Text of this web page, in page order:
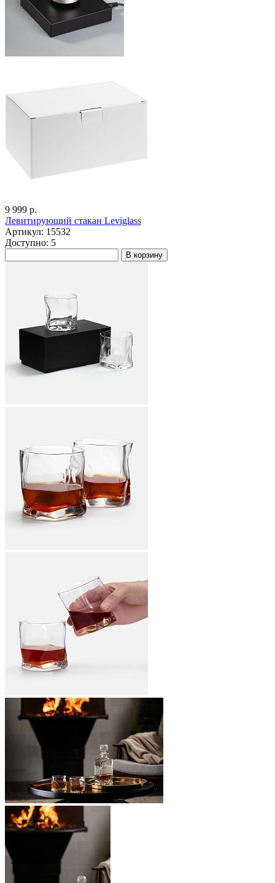
9 999 р.
Левитирующий стакан Leviglass
Артикул: 15532
Доступно: 5
В корзину